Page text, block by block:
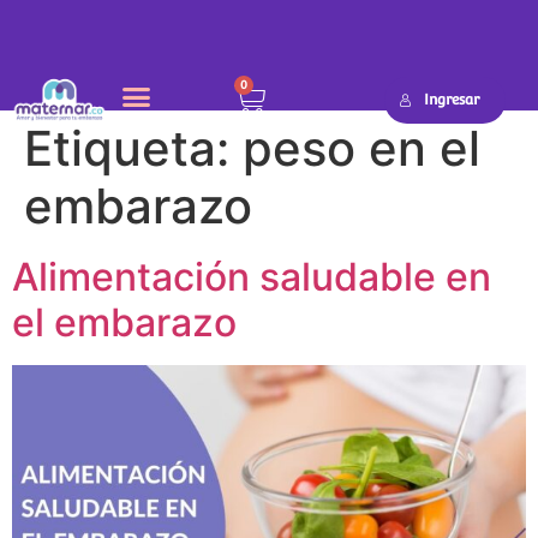
0
Ingresar
Etiqueta: peso en el
embarazo
Alimentación saludable en
el embarazo